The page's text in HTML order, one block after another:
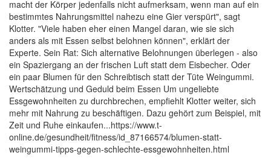
macht der Körper jedenfalls nicht aufmerksam, wenn man auf ein
bestimmtes Nahrungsmittel nahezu eine Gier verspürt", sagt
Klotter. "Viele haben eher einen Mangel daran, wie sie sich
anders als mit Essen selbst belohnen können", erklärt der
Experte. Sein Rat: Sich alternative Belohnungen überlegen - also
ein Spaziergang an der frischen Luft statt dem Eisbecher. Oder
ein paar Blumen für den Schreibtisch statt der Tüte Weingummi.
Wertschätzung und Geduld beim Essen Um ungeliebte
Essgewohnheiten zu durchbrechen, empfiehlt Klotter weiter, sich
mehr mit Nahrung zu beschäftigen. Dazu gehört zum Beispiel, mit
Zeit und Ruhe einkaufen...https://www.t-
online.de/gesundheit/fitness/id_87166574/blumen-statt-
weingummi-tipps-gegen-schlechte-essgewohnheiten.html